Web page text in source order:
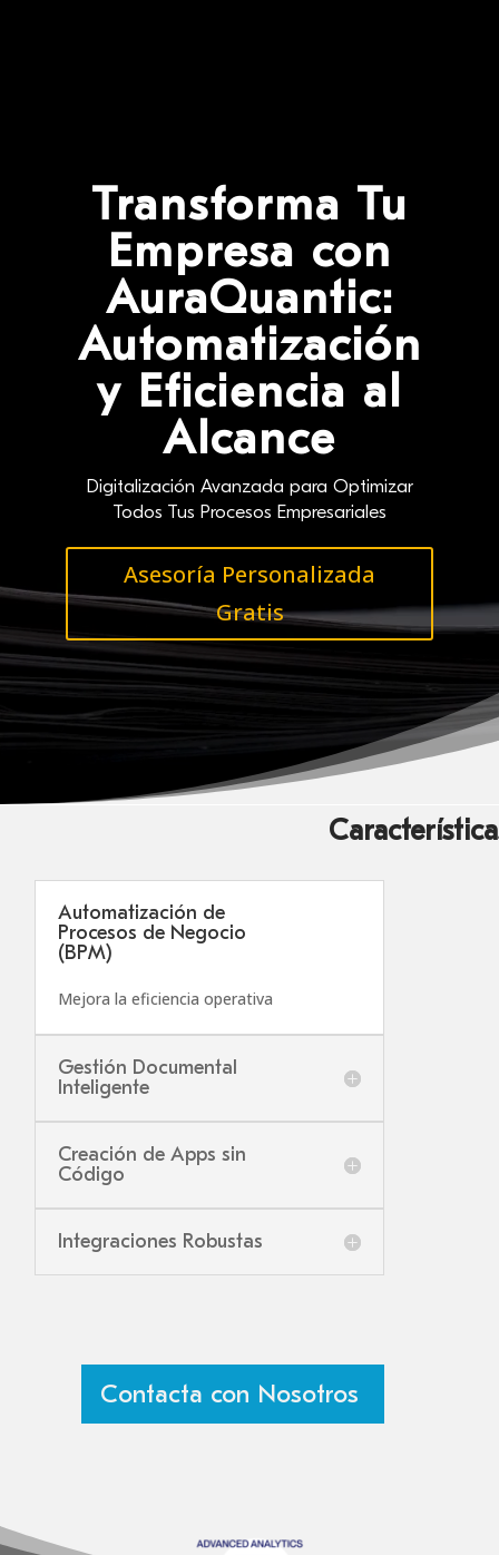
Transforma Tu
Empresa con
AuraQuantic:
Automatización
y Eficiencia al
Alcance
Digitalización Avanzada para Optimizar
Todos Tus Procesos Empresariales
Asesoría Personalizada
Gratis
Automatización de
Procesos de Negocio
(BPM)
Mejora la eficiencia operativa
Gestión Documental
Inteligente
Creación de Apps sin
Código
Integraciones Robustas
Contacta con Nosotros